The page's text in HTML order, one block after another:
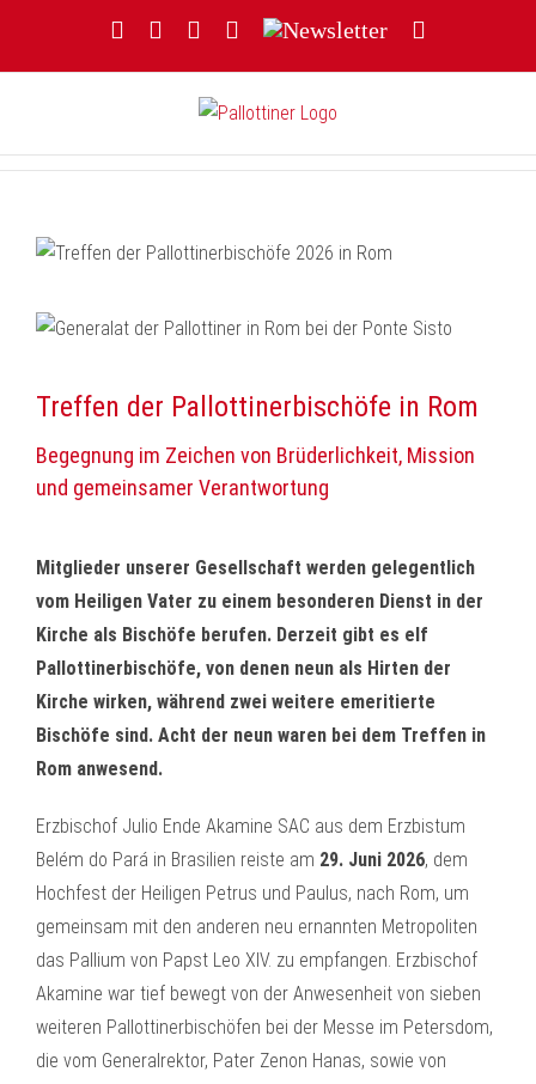
FacebookYouTubeInstagram
Threads
Newsletter
Treffen der Pallottinerbischöfe in Rom
Begegnung im Zeichen von Brüderlichkeit, Mission
und gemeinsamer Verantwortung
Mitglieder unserer Gesellschaft werden gelegentlich
vom Heiligen Vater zu einem besonderen Dienst in der
Kirche als Bischöfe berufen. Derzeit gibt es elf
Pallottinerbischöfe, von denen neun als Hirten der
Kirche wirken, während zwei weitere emeritierte
Bischöfe sind. Acht der neun waren bei dem Treffen in
Rom anwesend.
Erzbischof Julio Ende Akamine SAC aus dem Erzbistum
Belém do Pará in Brasilien reiste am 29. Juni 2026, dem
Hochfest der Heiligen Petrus und Paulus, nach Rom, um
gemeinsam mit den anderen neu ernannten Metropoliten
das Pallium von Papst Leo XIV. zu empfangen. Erzbischof
Akamine war tief bewegt von der Anwesenheit von sieben
weiteren Pallottinerbischöfen bei der Messe im Petersdom,
die vom Generalrektor, Pater Zenon Hanas, sowie von